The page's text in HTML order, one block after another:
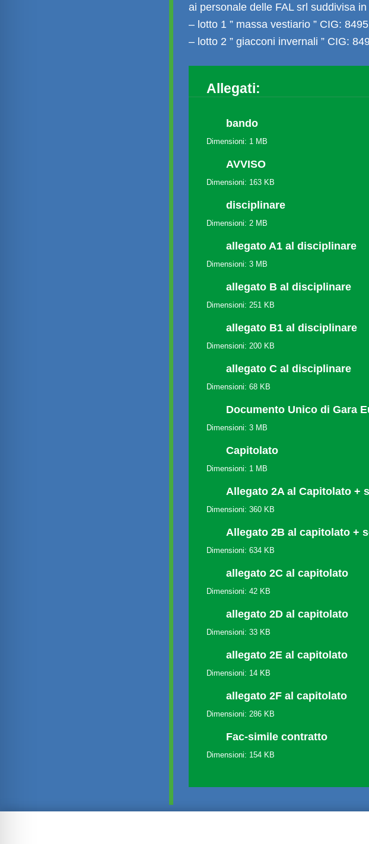
ai personale delle FAL srl suddivisa
– lotto 1 ” massa vestiario ” CIG:
– lotto 2 ” giacconi invernali ” CIG:
Allegati:
bando
Dimensioni: 1 MB
AVVISO
Dimensioni: 163 KB
disciplinare
Dimensioni: 2 MB
allegato A1 al disciplinare
Dimensioni: 3 MB
allegato B al disciplinare
Dimensioni: 251 KB
allegato B1 al disciplinare
Dimensioni: 200 KB
allegato C al disciplinare
Dimensioni: 68 KB
Documento Unico di Gara
Dimensioni: 3 MB
Capitolato
Dimensioni: 1 MB
Allegato 2A al Capitolato +
Dimensioni: 360 KB
Allegato 2B al capitolato +
Dimensioni: 634 KB
allegato 2C al capitolato
Dimensioni: 42 KB
allegato 2D al capitolato
Dimensioni: 33 KB
allegato 2E al capitolato
Dimensioni: 14 KB
allegato 2F al capitolato
Dimensioni: 286 KB
Fac-simile contratto
Dimensioni: 154 KB